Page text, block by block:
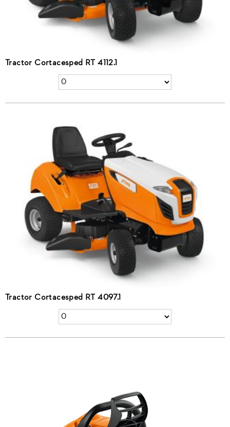
Tractor Cortacesped RT 4112.1
Tractor Cortacesped RT 4097.1